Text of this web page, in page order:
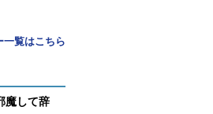
覧はこちら
魔して辞